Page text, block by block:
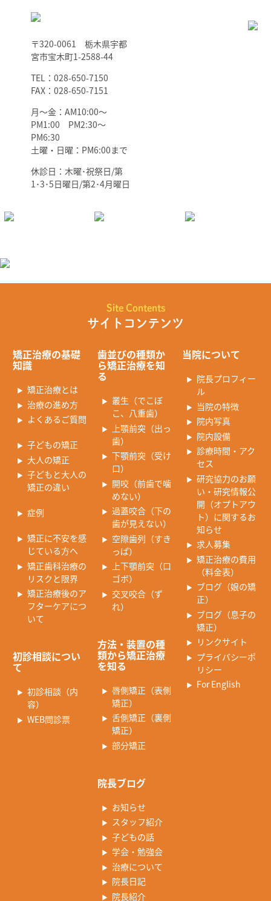
〒320-0061 栃木県宇都
宮市宝木町1-2588-44
TEL：028-650-7150
FAX：028-650-7151
月～金：AM10:00～
PM1:00 PM2:30～
PM6:30
土曜・日曜：PM6:00まで
休診日：木曜･祝祭日/第
1･3･5日曜日/第2･4月曜日
Site Contents
サイトコンテンツ
矯正治療の基礎
知識
矯正治療とは
治療の進め方
よくあるご質問
子どもの矯正
大人の矯正
子どもと大人の
矯正の違い
症例
矯正に不安を感
じている方へ
矯正歯科治療の
リスクと限界
矯正治療後のア
フターケアにつ
いて
初診相談につい
て
初診相談（内
容）
WEB問診票
歯並びの種類か
ら矯正治療を知
る
叢生（でこぼ
こ、八重歯）
上顎前突（出っ
歯）
下顎前突（受け
口）
開咬（前歯で噛
めない）
過蓋咬合（下の
歯が見えない）
空隙歯列（すき
っぱ）
上下顎前突（口
ゴボ）
交叉咬合（ず
れ）
方法・装置の種
類から矯正治療
を知る
唇側矯正（表側
矯正）
舌側矯正（裏側
矯正）
部分矯正
院長ブログ
お知らせ
スタッフ紹介
子どもの話
学会・勉強会
治療について
院長日記
院長紹介
当院について
院長プロフィー
ル
当院の特徴
院内写真
院内設備
診療時間・アク
セス
研究協力のお願
い・研究情報公
開（オプトアウ
ト）に関するお
知らせ
求人募集
矯正治療の費用
（料金表）
ブログ（娘の矯
正）
ブログ（息子の
矯正）
リンクサイト
プライバシーポ
リシー
For English